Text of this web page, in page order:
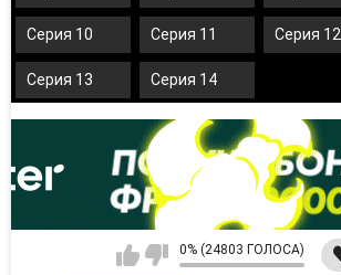
Серия 10 Серия 11 Серия 12
Серия 13 Серия 14
0% (24803 ГОЛОСА)